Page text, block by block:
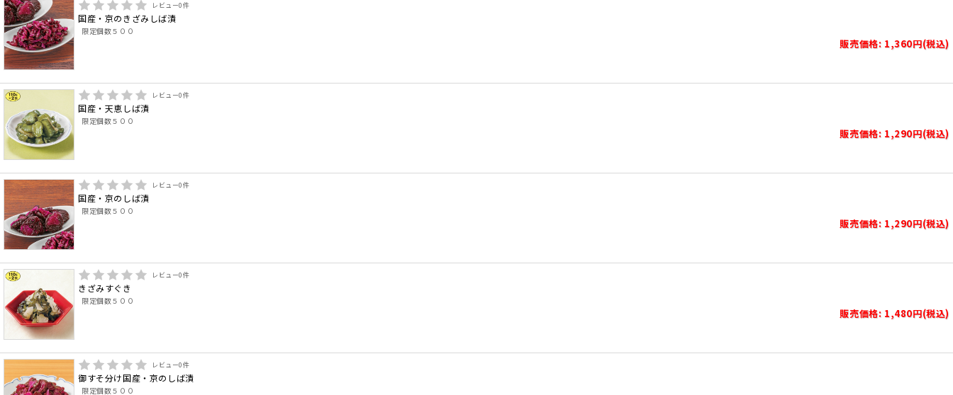
レビュー0件
国産・京のきざみしば漬
限定個数５００
販売価格: 1,360円(税込)
レビュー0件
国産・天恵しば漬
限定個数５００
販売価格: 1,290円(税込)
レビュー0件
国産・京のしば漬
限定個数５００
販売価格: 1,290円(税込)
レビュー0件
きざみすぐき
限定個数５００
販売価格: 1,480円(税込)
レビュー0件
御すそ分け国産・京のしば漬
限定個数５００